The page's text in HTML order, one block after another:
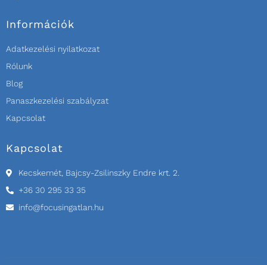
Információk
Adatkezelési nyilatkozat
Rólunk
Blog
Panaszkezelési szabályzat
Kapcsolat
Kapcsolat
Kecskemét, Bajcsy-Zsilinszky Endre krt. 2.
+36 30 295 33 35
info@focusingatlan.hu